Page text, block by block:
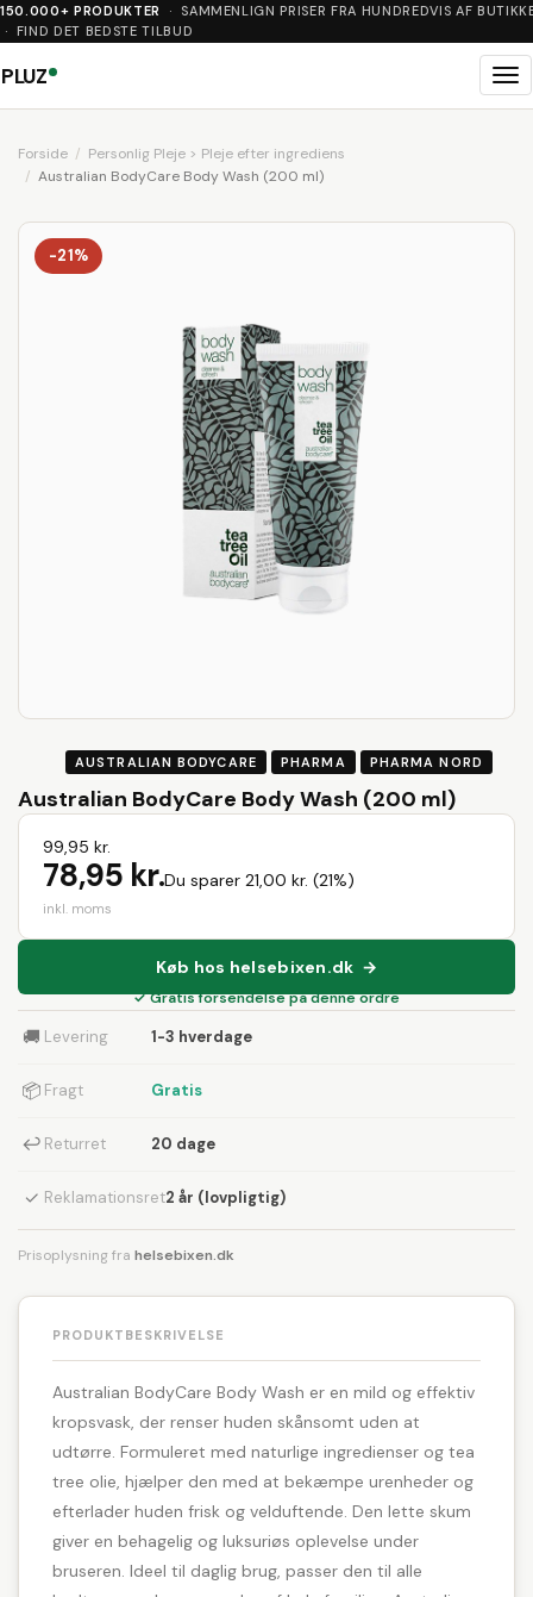
150.000+ PRODUKTER
· SAMMENLIGN PRISER FRA HUNDREDVIS AF
· FIND DET BEDSTE TILBUD
PLUZ
Forside
Personlig Pleje > Pleje efter ingrediens
Australian BodyCare Body Wash (200 ml)
-21%
AUSTRALIAN BODYCARE PHARMA PHARMA NORD
Australian BodyCare Body Wash (200 ml)
99,95 kr.
78,95 kr.Du sparer 21,00 kr. (21%)
inkl. moms
Køb hos helsebixen.dk →
✓ Gratis forsendelse på denne ordre
🚚 Levering 1-3 hverdage
📦 Fragt Gratis
↩ Returret 20 dage
✓ Reklamationsret2 år (lovpligtig)
Prisoplysning fra helsebixen.dk
PRODUKTBESKRIVELSE
Australian BodyCare Body Wash er en mild og effektiv
kropsvask, der renser huden skånsomt uden at
udtørre. Formuleret med naturlige ingredienser og tea
tree olie, hjælper den med at bekæmpe urenheder og
efterlader huden frisk og velduftende. Den lette skum
giver en behagelig og luksuriøs oplevelse under
bruseren. Ideel til daglig brug, passer den til alle